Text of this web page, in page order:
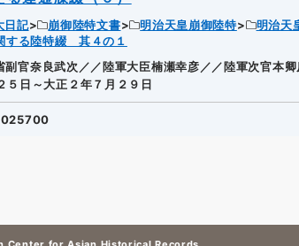
日記 崩御陸特文書 明治天皇崩御陸特
明治天
する陸特綴 其４の１
副官奈良武次／／陸軍大臣楠瀬幸彦／／陸軍次官本
５日～大正２年７月２９日